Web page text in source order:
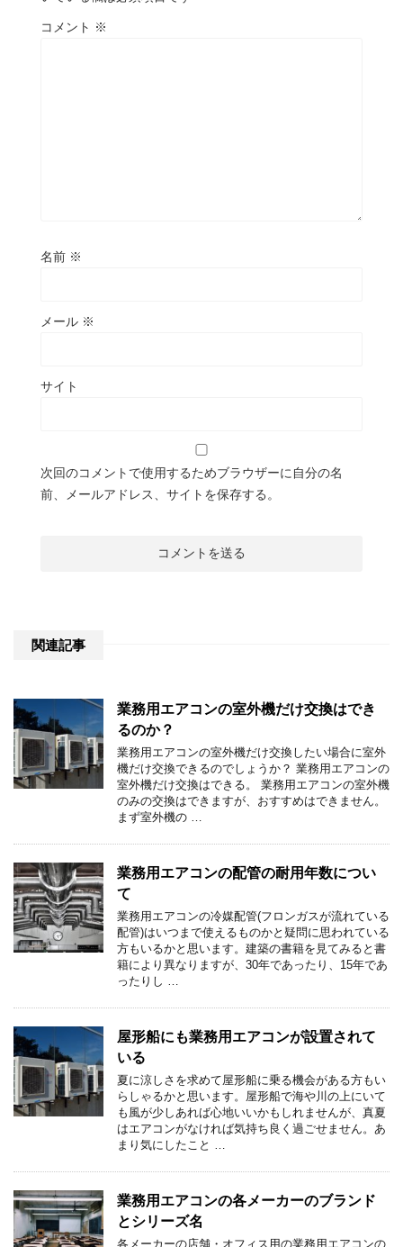
コメント ※
名前 ※
メール ※
サイト
次回のコメントで使用するためブラウザーに自分の名
前、メールアドレス、サイトを保存する。
関連記事
業務用エアコンの室外機だけ交換はでき
るのか？
業務用エアコンの室外機だけ交換したい場合に室外
機だけ交換できるのでしょうか？ 業務用エアコンの
室外機だけ交換はできる。 業務用エアコンの室外機
のみの交換はできますが、おすすめはできません。
まず室外機の …
業務用エアコンの配管の耐用年数につい
て
業務用エアコンの冷媒配管(フロンガスが流れている
配管)はいつまで使えるものかと疑問に思われている
方もいるかと思います。建築の書籍を見てみると書
籍により異なりますが、30年であったり、15年であ
ったりし …
屋形船にも業務用エアコンが設置されて
いる
夏に涼しさを求めて屋形船に乗る機会がある方もい
らしゃるかと思います。屋形船で海や川の上にいて
も風が少しあれば心地いいかもしれませんが、真夏
はエアコンがなければ気持ち良く過ごせません。あ
まり気にしたこと …
業務用エアコンの各メーカーのブランド
とシリーズ名
各メーカーの店舗・オフィス用の業務用エアコンの